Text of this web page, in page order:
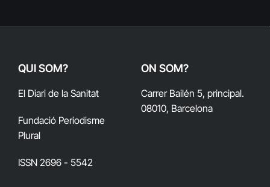
QUI SOM?
El Diari de la Sanitat
Fundació Periodisme
Plural
ISSN 2696 - 5542
ON SOM?
Carrer Bailén 5, principal.
08010, Barcelona